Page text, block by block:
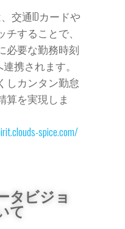
、交通IDカードや
することで、
必要な勤務時刻
連携されます。
しカンタン勤怠
算を実現しま
spice.com/
タビジョ
て